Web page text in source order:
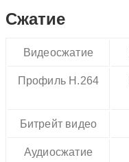
Сжатие
Видеосжатие
Профиль H.264
Битрейт видео
Аудиосжатие